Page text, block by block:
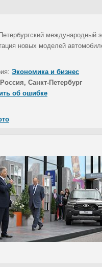
международный
новых моделей
Экономика и бизнес
Россия, Санкт-Петербург
об ошибке